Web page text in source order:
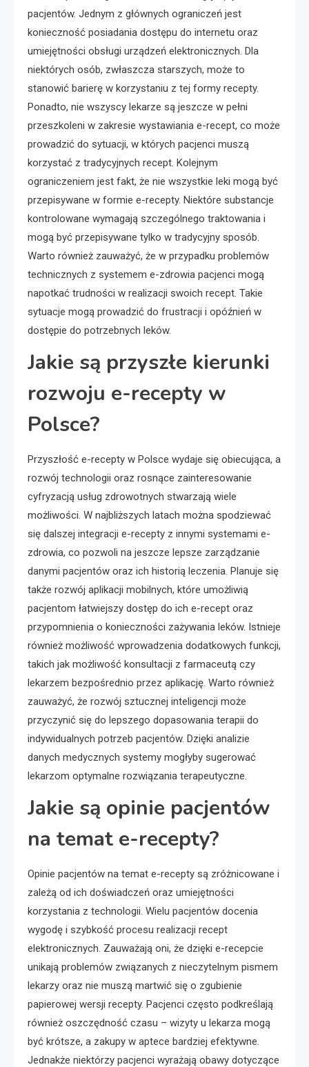
pacjentów. Jednym z głównych ograniczeń jest
konieczność posiadania dostępu do internetu oraz
umiejętności obsługi urządzeń elektronicznych. Dla
niektórych osób, zwłaszcza starszych, może to
stanowić barierę w korzystaniu z tej formy recepty.
Ponadto, nie wszyscy lekarze są jeszcze w pełni
przeszkoleni w zakresie wystawiania e-recept, co może
prowadzić do sytuacji, w których pacjenci muszą
korzystać z tradycyjnych recept. Kolejnym
ograniczeniem jest fakt, że nie wszystkie leki mogą być
przepisywane w formie e-recepty. Niektóre substancje
kontrolowane wymagają szczególnego traktowania i
mogą być przepisywane tylko w tradycyjny sposób.
Warto również zauważyć, że w przypadku problemów
technicznych z systemem e-zdrowia pacjenci mogą
napotkać trudności w realizacji swoich recept. Takie
sytuacje mogą prowadzić do frustracji i opóźnień w
dostępie do potrzebnych leków.
Jakie są przyszłe kierunki
rozwoju e-recepty w
Polsce?
Przyszłość e-recepty w Polsce wydaje się obiecująca, a
rozwój technologii oraz rosnące zainteresowanie
cyfryzacją usług zdrowotnych stwarzają wiele
możliwości. W najbliższych latach można spodziewać
się dalszej integracji e-recepty z innymi systemami e-
zdrowia, co pozwoli na jeszcze lepsze zarządzanie
danymi pacjentów oraz ich historią leczenia. Planuje się
także rozwój aplikacji mobilnych, które umożliwią
pacjentom łatwiejszy dostęp do ich e-recept oraz
przypomnienia o konieczności zażywania leków. Istnieje
również możliwość wprowadzenia dodatkowych funkcji,
takich jak możliwość konsultacji z farmaceutą czy
lekarzem bezpośrednio przez aplikację. Warto również
zauważyć, że rozwój sztucznej inteligencji może
przyczynić się do lepszego dopasowania terapii do
indywidualnych potrzeb pacjentów. Dzięki analizie
danych medycznych systemy mogłyby sugerować
lekarzom optymalne rozwiązania terapeutyczne.
Jakie są opinie pacjentów
na temat e-recepty?
Opinie pacjentów na temat e-recepty są zróżnicowane i
zależą od ich doświadczeń oraz umiejętności
korzystania z technologii. Wielu pacjentów docenia
wygodę i szybkość procesu realizacji recept
elektronicznych. Zauważają oni, że dzięki e-recepcie
unikają problemów związanych z nieczytelnym pismem
lekarzy oraz nie muszą martwić się o zgubienie
papierowej wersji recepty. Pacjenci często podkreślają
również oszczędność czasu – wizyty u lekarza mogą
być krótsze, a zakupy w aptece bardziej efektywne.
Jednakże niektórzy pacjenci wyrażają obawy dotyczące